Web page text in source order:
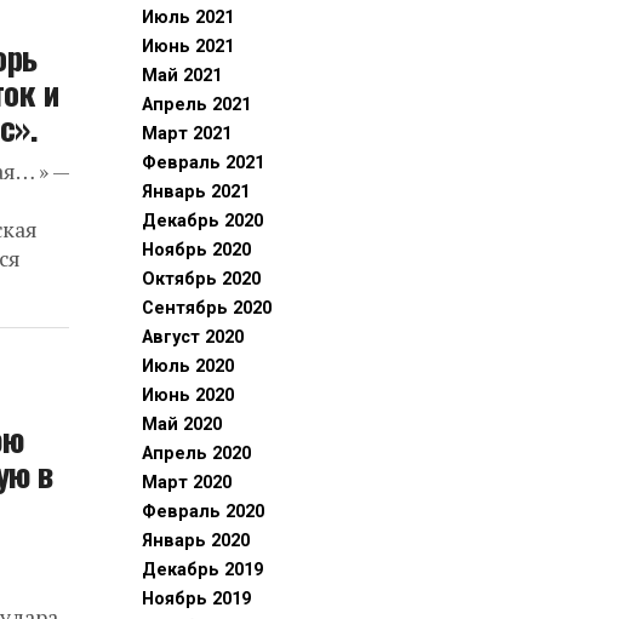
и
» —
в
Июль 2021
Июнь 2021
Май 2021
Апрель 2021
Март 2021
Февраль 2021
Январь 2021
Декабрь 2020
Ноябрь 2020
Октябрь 2020
Сентябрь 2020
Август 2020
Июль 2020
Июнь 2020
Май 2020
Апрель 2020
Март 2020
Февраль 2020
Январь 2020
Декабрь 2019
Ноябрь 2019